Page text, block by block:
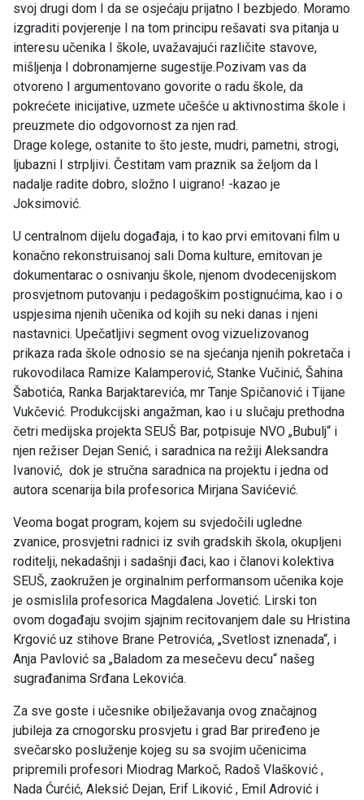
svoj drugi dom I da se osjećaju prijatno I bezbjedo. Moramo
izgraditi povjerenje I na tom principu rešavati sva pitanja u
interesu učenika I škole, uvažavajući različite stavove,
mišljenja I dobronamjerne sugestije.Pozivam vas da
otvoreno I argumentovano govorite o radu škole, da
pokrećete inicijative, uzmete učešće u aktivnostima škole i
preuzmete dio odgovornost za njen rad.
Drage kolege, ostanite to što jeste, mudri, pametni, strogi,
ljubazni I strpljivi. Čestitam vam praznik sa željom da I
nadalje radite dobro, složno I uigrano! -kazao je
Joksimović.
U centralnom dijelu događaja, i to kao prvi emitovani film u
konačno rekonstruisanoj sali Doma kulture, emitovan je
dokumentarac o osnivanju škole, njenom dvodecenijskom
prosvjetnom putovanju i pedagoškim postignućima, kao i o
uspjesima njenih učenika od kojih su neki danas i njeni
nastavnici. Upečatljivi segment ovog vizuelizovanog
prikaza rada škole odnosio se na sjećanja njenih pokretača i
rukovodilaca Ramize Kalamperović, Stanke Vučinić, Šahina
Šabotića, Ranka Barjaktarevića, mr Tanje Spičanović i Tijane
Vukčević. Produkcijski angažman, kao i u slučaju prethodna
četri medijska projekta SEUŠ Bar, potpisuje NVO „Bubulj“ i
njen režiser Dejan Senić, i saradnica na režiji Aleksandra
Ivanović, dok je stručna saradnica na projektu i jedna od
autora scenarija bila profesorica Mirjana Savićević.
Veoma bogat program, kojem su svjedočili ugledne
zvanice, prosvjetni radnici iz svih gradskih škola, okupljeni
roditelji, nekadašnji i sadašnji đaci, kao i članovi kolektiva
SEUŠ, zaokružen je orginalnim performansom učenika koje
je osmislila profesorica Magdalena Jovetić. Lirski ton
ovom događaju svojim sjajnim recitovanjem dale su Hristina
Krgović uz stihove Brane Petrovića, „Svetlost iznenada“, i
Anja Pavlović sa „Baladom za mesečevu decu“ našeg
sugrađanima Srđana Lekovića.
Za sve goste i učesnike obilježavanja ovog značajnog
jubileja za crnogorsku prosvjetu i grad Bar priređeno je
svečarsko posluženje kojeg su sa svojim učenicima
pripremili profesori Miodrag Markoč, Radoš Vlašković ,
Nada Ćurćić, Aleksić Dejan, Erif Liković , Emil Adrović i